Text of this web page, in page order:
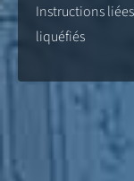
Instructions
liquéfiés